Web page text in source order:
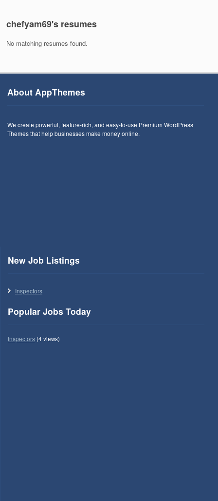
chefyam69's resumes
No matching resumes found.
About AppThemes
We create powerful, feature-rich, and easy-to-use Premium WordPress
Themes that help businesses make money online.
New Job Listings
Inspectors
Popular Jobs Today
Inspectors(4 views)